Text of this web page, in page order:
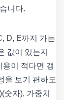
니다.
D, E까지 가는
값이 있는지
이 적다면 갱
을 보기 편하도
자), 가중치